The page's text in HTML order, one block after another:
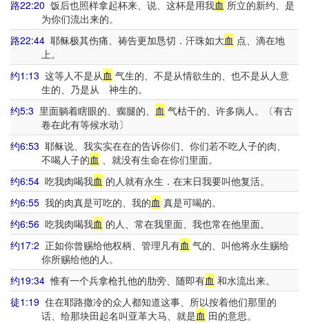
路22:20 饭后也照样拿起杯来、说、这杯是用我血 所立的新约、是
为你们流出来的。
路22:44 耶稣极其伤痛、祷告更加恳切．汗珠如大血 点、滴在地
上。
约1:13 这等人不是从血 气生的、不是从情欲生的、也不是从人意
生的、乃是从 神生的。
约5:3 里面躺着瞎眼的、瘸腿的、 血 气枯干的、许多病人。〔有古
卷在此有等候水动〕
约6:53 耶稣说、我实实在在的告诉你们、你们若不吃人子的肉、
不喝人子的血 、就没有生命在你们里面。
约6:54 吃我肉喝我血 的人就有永生．在末日我要叫他复活。
约6:55 我的肉真是可吃的、我的血 真是可喝的。
约6:56 吃我肉喝我血 的人、常在我里面、我也常在他里面。
约17:2 正如你曾赐给他权柄、管理凡有血 气的、叫他将永生赐给
你所赐给他的人。
约19:34 惟有一个兵拿枪扎他的肋旁、随即有血 和水流出来。
徒1:19 住在耶路撒冷的众人都知道这事、所以按着他们那里的
话、给那块田起名叫亚革大马、就是血 田的意思。